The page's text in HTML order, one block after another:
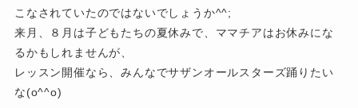
こなされていたのではないでしょうか^^;
来月、８月は子どもたちの夏休みで、ママチアはお休みにな
るかもしれませんが、
レッスン開催なら、みんなでサザンオールスターズ踊りたい
な(o^^o)